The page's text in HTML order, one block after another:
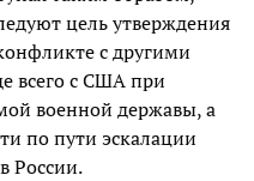
цель утверждения
с другими
всего с США при
военной державы, а
по пути эскалации
России.